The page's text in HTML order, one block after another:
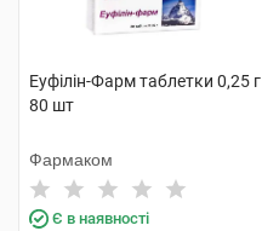
Еуфілін-Фарм таблетки 0,25 г
80 шт
Фармаком
Є в наявності